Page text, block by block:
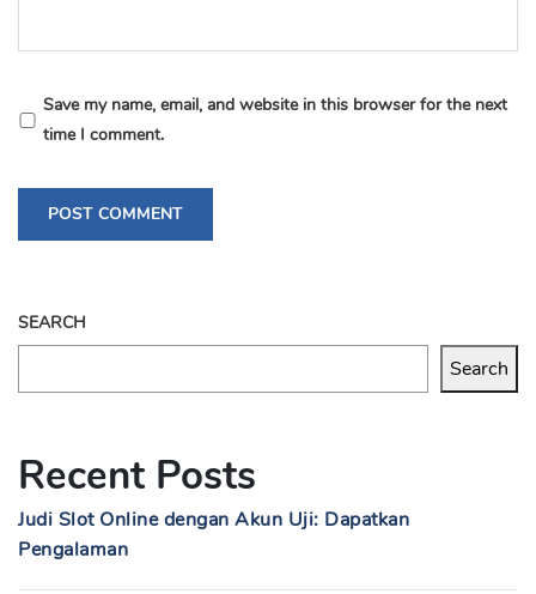
Save my name, email, and website in this browser for the next
time I comment.
SEARCH
Search
Recent Posts
Judi Slot Online dengan Akun Uji: Dapatkan
Pengalaman